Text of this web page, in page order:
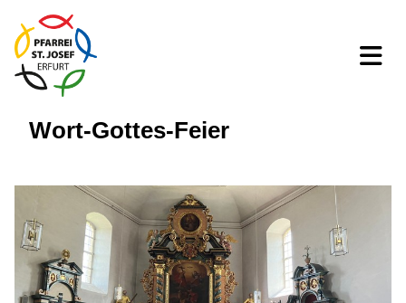
Wort-Gottes-Feier